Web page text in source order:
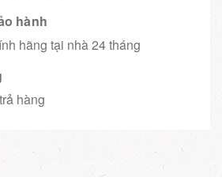
hành
hãng tại nhà 24 tháng
hàng